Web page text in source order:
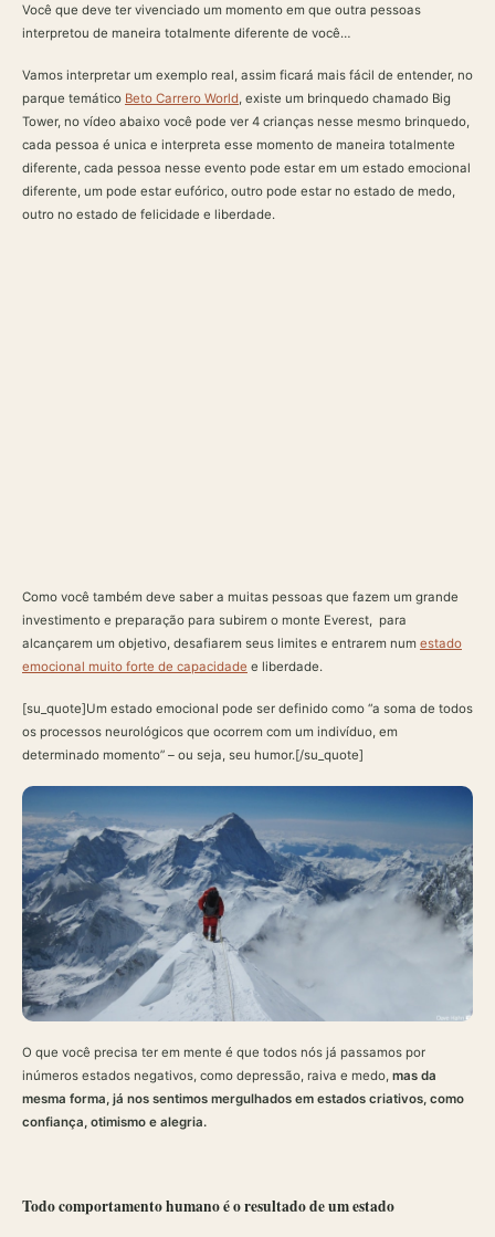
Você que deve ter vivenciado um momento em que outra pessoas
interpretou de maneira totalmente diferente de você…
Vamos interpretar um exemplo real, assim ficará mais fácil de entender, no
parque temático Beto Carrero World, existe um brinquedo chamado Big
Tower, no vídeo abaixo você pode ver 4 crianças nesse mesmo brinquedo,
cada pessoa é unica e interpreta esse momento de maneira totalmente
diferente, cada pessoa nesse evento pode estar em um estado emocional
diferente, um pode estar eufórico, outro pode estar no estado de medo,
outro no estado de felicidade e liberdade.
Como você também deve saber a muitas pessoas que fazem um grande
investimento e preparação para subirem o monte Everest, para
alcançarem um objetivo, desafiarem seus limites e entrarem num estado
emocional muito forte de capacidade e liberdade.
[su_quote]Um estado emocional pode ser definido como “a soma de todos
os processos neurológicos que ocorrem com um indivíduo, em
determinado momento” – ou seja, seu humor.[/su_quote]
O que você precisa ter em mente é que todos nós já passamos por
inúmeros estados negativos, como depressão, raiva e medo, mas da
mesma forma, já nos sentimos mergulhados em estados criativos, como
confiança, otimismo e alegria.
Todo comportamento humano é o resultado de um estado